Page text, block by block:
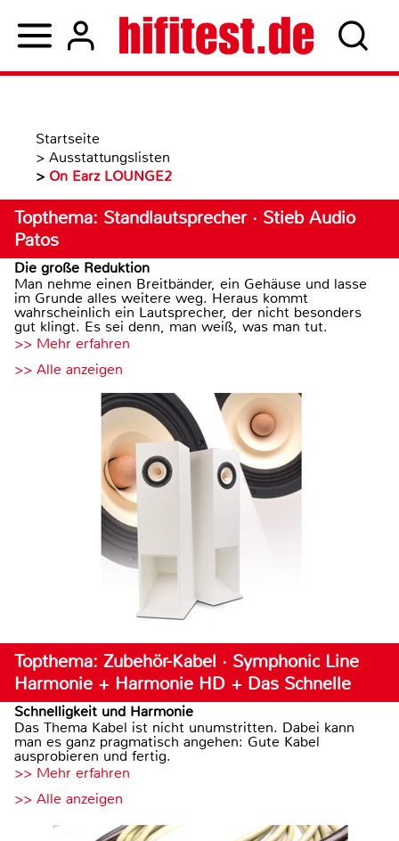
Startseite
> Ausstattungslisten
> On Earz LOUNGE2
Topthema: Standlautsprecher · Stieb Audio
Patos
Die große Reduktion
Man nehme einen Breitbänder, ein Gehäuse und lasse
im Grunde alles weitere weg. Heraus kommt
wahrscheinlich ein Lautsprecher, der nicht besonders
gut klingt. Es sei denn, man weiß, was man tut.
>> Mehr erfahren
>> Alle anzeigen
Topthema: Zubehör-Kabel · Symphonic Line
Harmonie + Harmonie HD + Das Schnelle
Schnelligkeit und Harmonie
Das Thema Kabel ist nicht unumstritten. Dabei kann
man es ganz pragmatisch angehen: Gute Kabel
ausprobieren und fertig.
>> Mehr erfahren
>> Alle anzeigen